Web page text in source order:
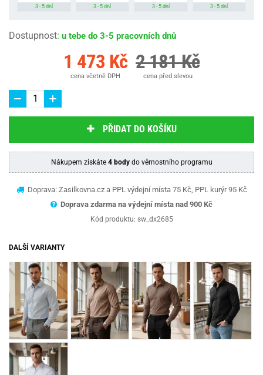
3 - 5 dní 3 - 5 dní 3 - 5 dní 3 - 5 dní
Dostupnost: u tebe do 3-5 pracovních dnů
1 473 Kč
cena včetně DPH
2 181 Kč
cena před slevou
PŘIDAT DO KOŠÍKU
Nákupem získáte 4 bodydo věrnostního programu
Doprava: Zasilkovna.cz a PPL výdejní místa 75 Kč, PPL kurýr 95 Kč
Doprava zdarma na výdejní místa nad 900 Kč
Kód produktu: sw_dx2685
DALŠÍ VARIANTY